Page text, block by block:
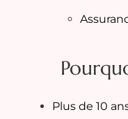
Plus de 10